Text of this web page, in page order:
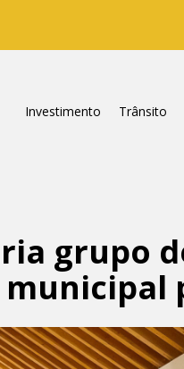
Investimento
Trânsito
grupo